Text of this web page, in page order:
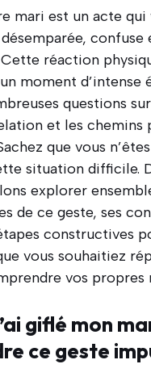
mari est un acte qui
confuse
réaction
moment d’intense
questions
et les chemins
que vous
situation difficile.
explorer
de ce geste, ses
constructives
vous souhaitiez
vos propres
giflé mon
ce geste